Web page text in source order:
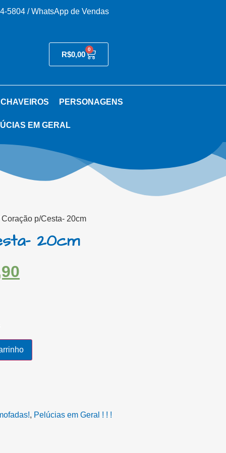
5804 / WhatsApp de Vendas
R$0,00
0
PERSONAGENS
EM GERAL
Coração p/Cesta- 20cm
20cm
, Pelúcias em Geral ! ! !